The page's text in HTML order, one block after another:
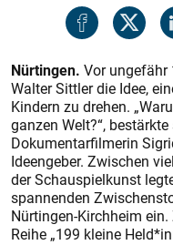
Nürtingen. Vor ungefähr
Walter Sittler die Idee,
Kindern zu drehen.
ganzen Welt?“,
Dokumentarfilmerin
Ideengeber. Zwischen
der Schauspielkunst
spannenden
Nürtingen-Kirchheim
Reihe „199 kleine